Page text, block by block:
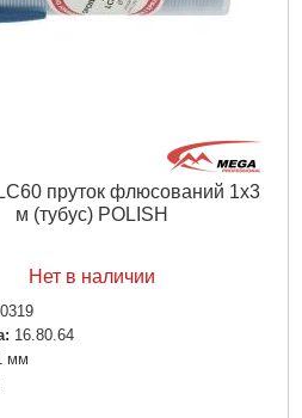
пруток флюсований 1х3
м (тубус) POLISH
Нет в наличии
16.80.64
мм